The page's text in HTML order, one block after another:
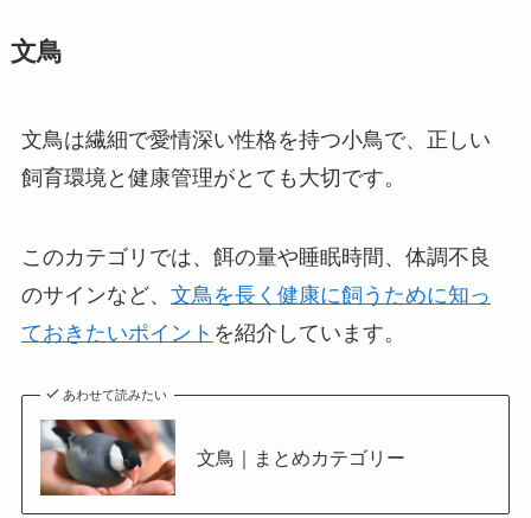
文鳥
文鳥は繊細で愛情深い性格を持つ小鳥で、正しい
飼育環境と健康管理がとても大切です。
このカテゴリでは、餌の量や睡眠時間、体調不良
のサインなど、 文鳥を長く健康に飼うために知っ
ておきたいポイント を紹介しています。
あわせて読みたい
文鳥｜まとめカテゴリー